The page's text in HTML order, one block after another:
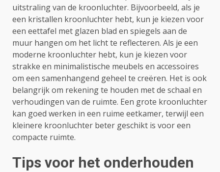
uitstraling van de kroonluchter. Bijvoorbeeld, als je
een kristallen kroonluchter hebt, kun je kiezen voor
een eettafel met glazen blad en spiegels aan de
muur hangen om het licht te reflecteren. Als je een
moderne kroonluchter hebt, kun je kiezen voor
strakke en minimalistische meubels en accessoires
om een samenhangend geheel te creëren. Het is ook
belangrijk om rekening te houden met de schaal en
verhoudingen van de ruimte. Een grote kroonluchter
kan goed werken in een ruime eetkamer, terwijl een
kleinere kroonluchter beter geschikt is voor een
compacte ruimte.
Tips voor het onderhouden